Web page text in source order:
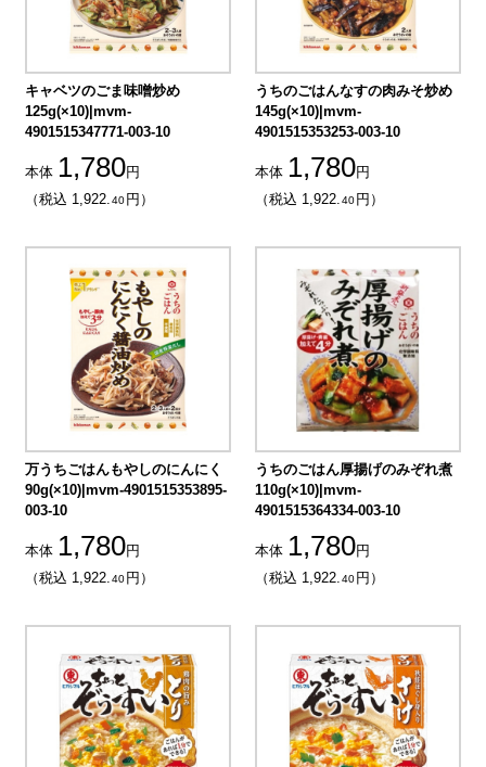
キャベツのごま味噌炒め
125g(×10)|mvm-
4901515347771-003-10
本体 1,780円
（税込 1,922. 40 円）
うちのごはんなすの肉みそ炒め
145g(×10)|mvm-
4901515353253-003-10
本体 1,780円
（税込 1,922. 40円）
万うちごはんもやしのにんにく
90g(×10)|mvm-4901515353895-
003-10
本体 1,780円
（税込 1,922. 40 円）
うちのごはん厚揚げのみぞれ煮
110g(×10)|mvm-
4901515364334-003-10
本体 1,780円
（税込 1,922. 40 円）